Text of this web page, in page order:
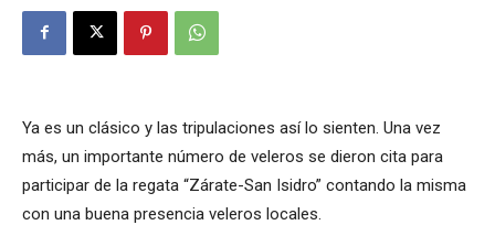
Ya es un clásico y las tripulaciones así lo sienten. Una vez
más, un importante número de veleros se dieron cita para
participar de la regata “Zárate-San Isidro” contando la misma
con una buena presencia veleros locales.